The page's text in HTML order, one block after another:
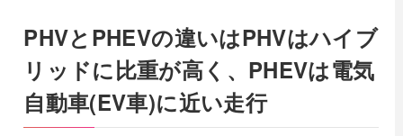
PHVとPHEVの違いはPHVはハイブ
リッドに比重が高く、PHEVは電気
自動車(EV車)に近い走行